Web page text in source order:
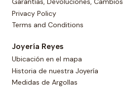
Privacy Policy
Terms and Conditions
Joyería Reyes
Ubicación en el mapa
Historia de nuestra Joyería
Medidas de Argollas